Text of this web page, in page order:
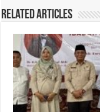
Related Articles